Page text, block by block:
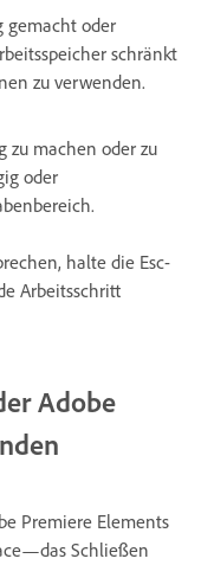
gemacht oder
schränkt
zu verwenden.
zu machen oder zu
oder
halte die Esc-
Arbeitsschritt
Adobe
Premiere Elements
Schließen